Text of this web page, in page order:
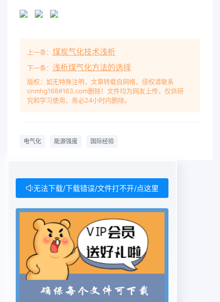
源,它能方便地转换成动力、光、热等其他能源形在
端能源消费所决定的,但实质上是经济发性。电能的
这些特性决定了它在国民经济中的广泛展、产业结
构、能源消费结构、电力消费结构、技术应用和在能
源体系中的重要地位。进步等因素的集中反映。电气
化是一次能源需求向电能转换的过程,其间伴随着替
个指标表示:发达国家在经济发展过程中,始终把电力
力在能源系统中的地位;二是电能消费占终端能源的
电气化程度与其经济发展水平密切相关,经济发消费
的比重,用来度量各类用户的电力消费水平,达程度越
高,其电气化水平越高。说明电力对社会经济发展的
作用。衡量电气化水平2.1发电能源占一次能源消费
的比重的两个指标计算公式如下:总体上看,世界各国
为了提高能源利用效率电气化水平上=发电用能源消
费×100%(1)节约能源,不断增加发电用能源占一次能
源消费的比重。1980~2000年,发达国家发电能源占
一次能源电气化水平电力消费终端能源消费x100%
上一条： 煤炭气化技术浅析
下一条： 浅析煤气化方法的选择
版权：如无特殊注明，文章转载自网络，侵权请联系
cnmhg168#163.com删除！文件均为网友上传，仅供研
究和学习使用，务必24小时内删除。
电气化 能源强度 国际经验
无法下载/下载错误/文件打不开/点这里